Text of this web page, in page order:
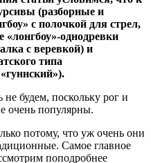
(разборные и
с полочкой для стрел,
однодревки
с веревкой) и
типа
будем, поскольку рог и
очень популярны.
потому, что уж очень они
Самое главное
поподробнее